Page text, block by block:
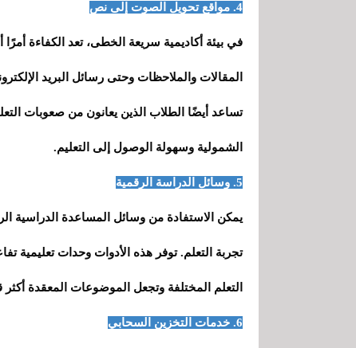
4. مواقع تحويل الصوت إلى نص
في بيئة أكاديمية سريعة الخطى، تعد الكفاءة
المقالات والملاحظات وحتى رسائل البريد
تساعد أيضًا الطلاب الذين يعانون من صعوبات
الشمولية وسهولة الوصول إلى التعليم.
5. وسائل الدراسة الرقمية
تجربة التعلم. توفر هذه الأدوات وحدات تعليمية
التعلم المختلفة وتجعل الموضوعات المعقدة أكثر
6. خدمات التخزين السحابي